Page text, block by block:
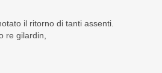
il ritorno di tanti assenti.
re gilardin,